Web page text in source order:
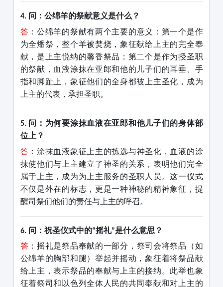
4. 问：公绵羊的祭献意义是什么？
答 ：公绵羊的祭献有两个主要的意义：第一个是作
为全燔祭，整个羊被焚烧，象征献给上主的完全奉
献，是上主悦纳的馨香祭品；第二个是作为授圣职
的祭献，血液涂抹在亚郎和他的儿子们的耳垂、手
指和脚趾上，象征他们的全身都被 上主圣化，成为
上主的代表，承担圣职。
5. 问：为何要涂抹血液在亚郎和他儿子们的身体部
位上？
答 ：涂抹血液象征 上主的拣选与神圣化，血液的涂
抹使他们与上主建立了神圣的关系，表明他们完全
属于上主，成为为上主服务的圣职人员。这一仪式
不仅是外在的标志，更是一种神秘的精神象征，提
醒司祭们他们的责任与上主的呼召。
6. 问：祝圣仪式中的“摇礼”是什么意思？
答 ：摇礼是祭品奉献的一部分，祭司会将祭品（如
公绵羊的胸部和腿）举起并摇动，象征着将祭品献
给上主，表示祭品的奉献与 上主的接纳。此举也象
征着祭司和以色列全体人民的共同奉献和对 上主的